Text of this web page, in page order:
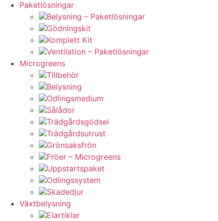
Paketlösningar
Belysning – Paketlösningar
Gödningskit
Komplett Kit
Ventilation – Paketlösningar
Microgreens
Tillbehör
Belysning
Odlingsmedium
Sålådor
Trädgårdsgödsel
Trädgårdsutrust
Grönsaksfrön
Fröer – Microgreens
Uppstartspaket
Odlingssystem
Skadedjur
Växtbelysning
Elartiklar